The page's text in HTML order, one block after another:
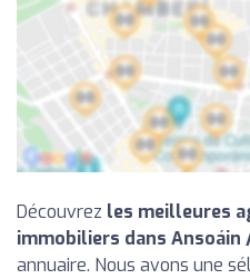
Découvrez les meilleures
immobiliers dans Ansoáin
annuaire. Nous avons une